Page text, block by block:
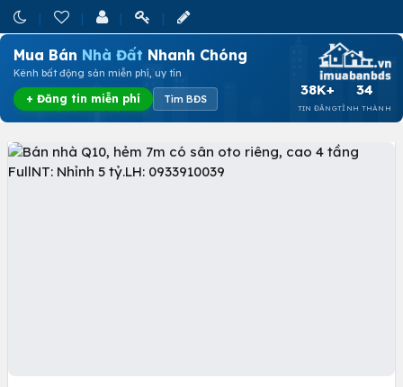
Mua Bán Nhà Đất Nhanh Chóng
Kênh bất động sản miễn phí, uy tín
+ Đăng tin miễn phí Tìm BĐS
38K+
TIN ĐĂNG
34
TỈNH THÀNH